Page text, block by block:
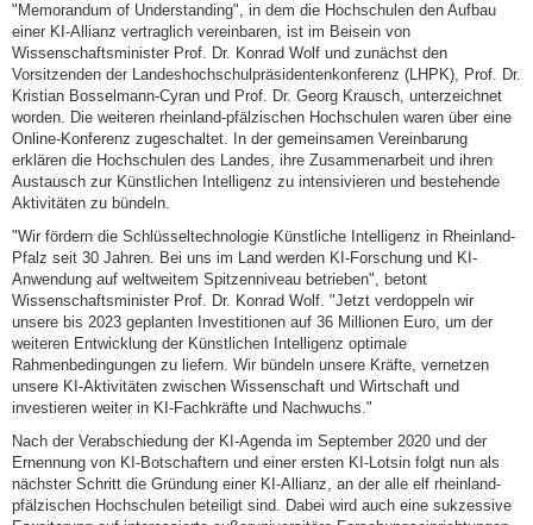
"Memorandum of Understanding", in dem die Hochschulen den Aufbau
einer KI-Allianz vertraglich vereinbaren, ist im Beisein von
Wissenschaftsminister Prof. Dr. Konrad Wolf und zunächst den
Vorsitzenden der Landeshochschulpräsidentenkonferenz (LHPK), Prof. Dr.
Kristian Bosselmann-Cyran und Prof. Dr. Georg Krausch, unterzeichnet
worden. Die weiteren rheinland-pfälzischen Hochschulen waren über eine
Online-Konferenz zugeschaltet. In der gemeinsamen Vereinbarung
erklären die Hochschulen des Landes, ihre Zusammenarbeit und ihren
Austausch zur Künstlichen Intelligenz zu intensivieren und bestehende
Aktivitäten zu bündeln.
"Wir fördern die Schlüsseltechnologie Künstliche Intelligenz in Rheinland-
Pfalz seit 30 Jahren. Bei uns im Land werden KI-Forschung und KI-
Anwendung auf weltweitem Spitzenniveau betrieben", betont
Wissenschaftsminister Prof. Dr. Konrad Wolf. "Jetzt verdoppeln wir
unsere bis 2023 geplanten Investitionen auf 36 Millionen Euro, um der
weiteren Entwicklung der Künstlichen Intelligenz optimale
Rahmenbedingungen zu liefern. Wir bündeln unsere Kräfte, vernetzen
unsere KI-Aktivitäten zwischen Wissenschaft und Wirtschaft und
investieren weiter in KI-Fachkräfte und Nachwuchs."
Nach der Verabschiedung der KI-Agenda im September 2020 und der
Ernennung von KI-Botschaftern und einer ersten KI-Lotsin folgt nun als
nächster Schritt die Gründung einer KI-Allianz, an der alle elf rheinland-
pfälzischen Hochschulen beteiligt sind. Dabei wird auch eine sukzessive